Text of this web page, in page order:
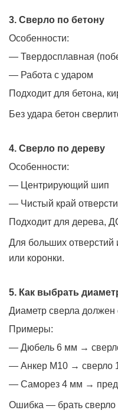
3. Сверло по бетону
Особенности:
— Твердосплавная
— Работа с ударом
Подходит для бетона,
Без удара бетон
4. Сверло по дереву
Особенности:
— Центрирующий шип
— Чистый край
Подходит для дерева,
Для больших отверстий
или коронки.
5. Как выбрать
Диаметр сверла должен
Примеры:
— Дюбель 6 мм →
— Анкер М10 → сверло
— Саморез 4 мм →
Ошибка — брать